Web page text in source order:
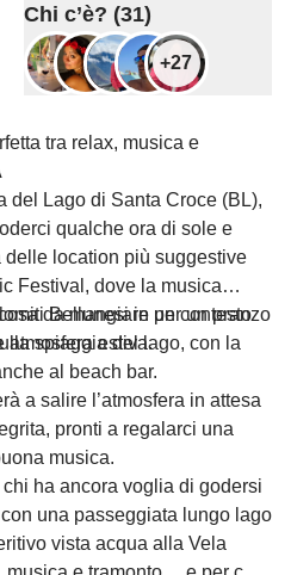
Chi c’è? (31)
+27
tra relax, musica e
del Lago di Santa Croce (BL),
qualche ora di sole e
delle location più suggestive
Festival, dove la musica
Bellunesi in un contesto
atmosfera estiva.
da mangiare per un pranzo
spiaggia del lago, con la
al beach bar.
a salire l’atmosfera in attesa
pronti a regalarci una
musica.
ha ancora voglia di godersi
una passeggiata lungo lago
vista acqua alla Vela